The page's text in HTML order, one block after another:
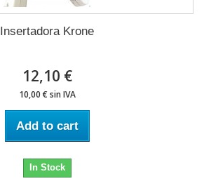
Insertadora Krone
12,10 €
10,00 € sin IVA
Add to cart
In Stock